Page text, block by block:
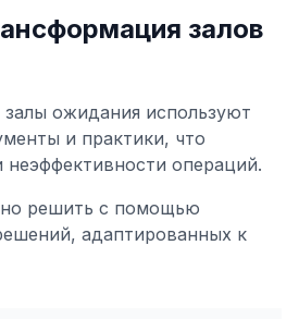
залов
ожидания используют
и практики, что
неэффективности операций.
решить с помощью
адаптированных к